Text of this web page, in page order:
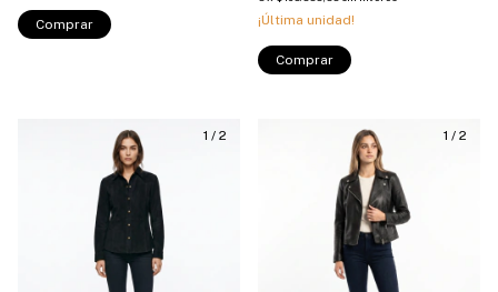
Comprar ¡Última unidad!
Comprar
1 / 2 1 / 2